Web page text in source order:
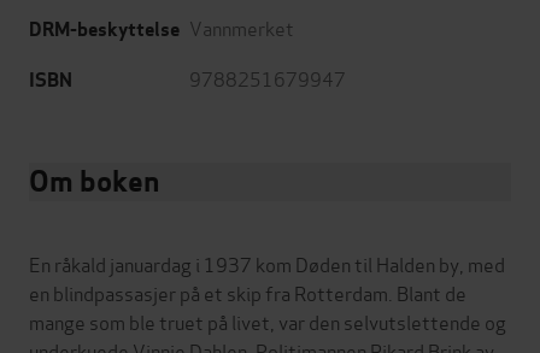
DRM-beskyttelse Vannmerket
ISBN 9788251679947
Om boken
En råkald januardag i 1937 kom Døden til Halden by, med
en blindpassasjer på et skip fra Rotterdam. Blant de
mange som ble truet på livet, var den selvutslettende og